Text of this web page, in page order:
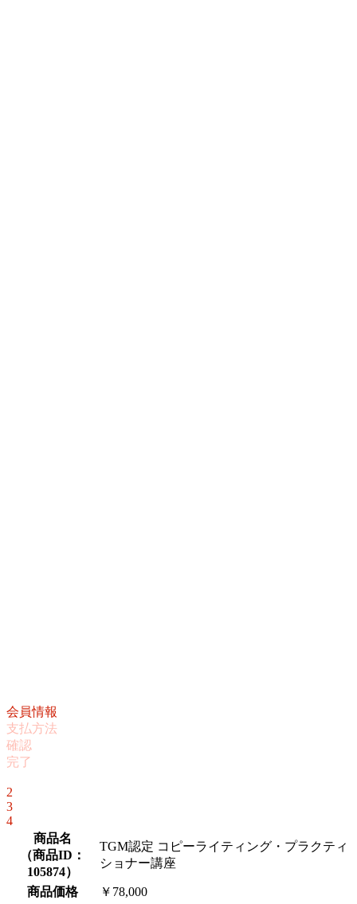
会員情報
支払方法
確認
完了
2
3
4
商品名
（商品ID：
105874）
TGM認定 コピーライティング・プラクティ
ショナー講座
商品価格
￥78,000